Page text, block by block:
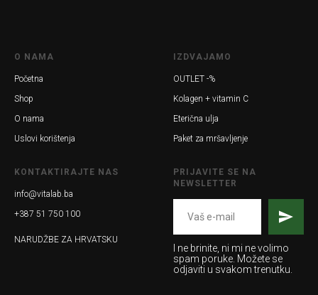
O NAMA
Početna
Shop
O nama
Uslovi korištenja
IZDVAJAMO
OUTLET -%
Kolagen + vitamin C
Eterična ulja
Paket za mršavljenje
KONTAKTIRAJTE NAS
info@vitalab.ba
+387 51 750 100
NARUDŽBE ZA HRVATSKU
PRIJAVITE SE NA
NEWSLETTER
I ne brinite, ni mi ne volimo
spam poruke. Možete se
odjaviti u svakom trenutku.